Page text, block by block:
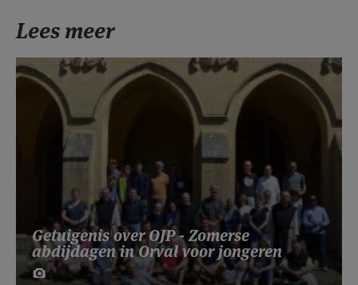
Lees meer
Getuigenis over OJP - Zomerse
abdijdagen in Orval voor jongeren